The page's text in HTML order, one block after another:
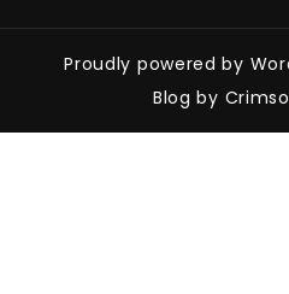
Proudly powered by
Blog by